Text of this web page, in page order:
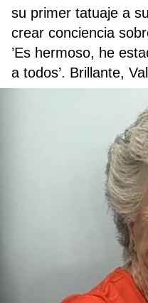
su primer tatuaje a
crear conciencia
’Es hermoso, he
a todos’. Brillante,